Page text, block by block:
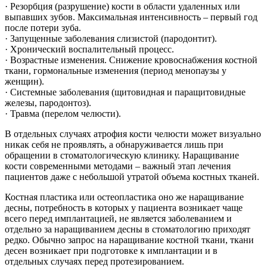
· Резорбция (разрушение) кости в области удаленных или
выпавших зубов. Максимальная интенсивность – первый год
после потери зуба.
· Запущенные заболевания слизистой (пародонтит).
· Хронический воспалительный процесс.
· Возрастные изменения. Снижение кровоснабжения костной
ткани, гормональные изменения (период менопаузы у
женщин).
· Системные заболевания (щитовидная и паращитовидные
железы, пародонтоз).
· Травма (перелом челюсти).
В отдельных случаях атрофия кости челюсти может визуально
никак себя не проявлять, а обнаруживается лишь при
обращении в стоматологическую клинику. Наращивание
кости современными методами – важный этап лечения
пациентов даже с небольшой утратой объема костных тканей.
Костная пластика или остеопластика оно же наращивание
десны, потребность в которых у пациента возникает чаще
всего перед имплантацией, не является заболеванием и
отдельно за наращиванием десны в стоматологию приходят
редко. Обычно запрос на наращивание костной ткани, ткани
десен возникает при подготовке к имплантации и в
отдельных случаях перед протезированием.